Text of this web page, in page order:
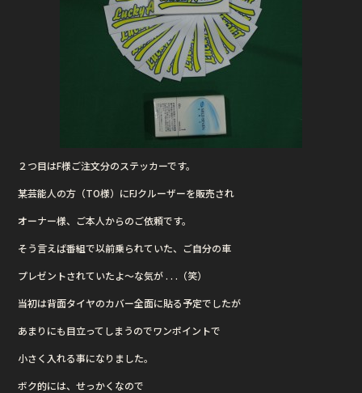
２つ目はF様ご注文分のステッカーです。
某芸能人の方（TO様）にFJクルーザーを販売され
オーナー様、ご本人からのご依頼です。
そう言えば番組で以前乗られていた、ご自分の車
プレゼントされていたよ〜な気が . . .（笑）
当初は背面タイヤのカバー全面に貼る予定でしたが
あまりにも目立ってしまうのでワンポイントで
小さく入れる事になりました。
ボク的には、せっかくなので